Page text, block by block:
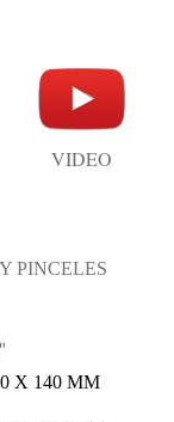
VIDEO
PINCELES
X 140 MM